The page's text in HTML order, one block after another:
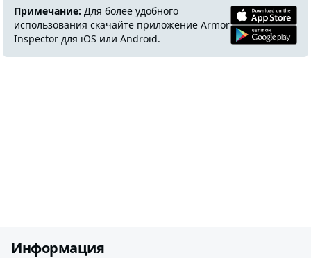
Примечание: Для более удобного
использования скачайте приложение Armor
Inspector для iOS или Android.
Информация